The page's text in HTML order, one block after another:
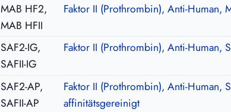
MAB HF2,
MAB HFII
Faktor II (Prothrombin), Anti-Human,
SAF2-IG,
SAFII-IG
Faktor II (Prothrombin), Anti-Human,
SAF2-AP,
SAFII-AP
Faktor II (Prothrombin), Anti-Human,
affinitätsgereinigt